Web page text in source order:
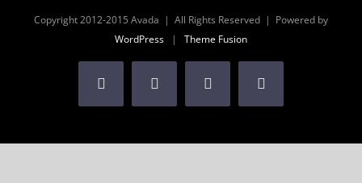
Copyright 2012-2015 Avada | All Rights Reserved | Powered by
WordPress | Theme Fusion
FacebookRss X Tumblr